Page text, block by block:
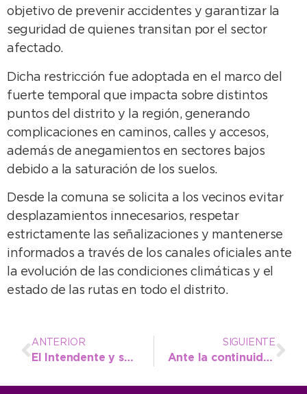
objetivo de prevenir accidentes y garantizar la
seguridad de quienes transitan por el sector
afectado.
Dicha restricción fue adoptada en el marco del
fuerte temporal que impacta sobre distintos
puntos del distrito y la región, generando
complicaciones en caminos, calles y accesos,
además de anegamientos en sectores bajos
debido a la saturación de los suelos.
Desde la comuna se solicita a los vecinos evitar
desplazamientos innecesarios, respetar
estrictamente las señalizaciones y mantenerse
informados a través de los canales oficiales ante
la evolución de las condiciones climáticas y el
estado de las rutas en todo el distrito.
ANTERIOR
El Intendente y su equipo coordinan tareas ante la continuidad del alerta meteorológico en el distrito
SIGUIENTE
Ante la continuidad de las tormentas se recuerdan recomendaciones preventivas